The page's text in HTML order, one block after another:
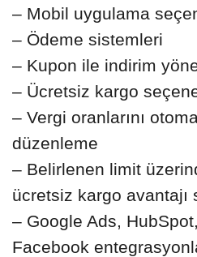
– Mobil uygulama
– Ödeme sistemleri
– Kupon ile indirim
– Ücretsiz kargo
– Vergi oranlarını
düzenleme
– Belirlenen limit
ücretsiz kargo avantajı
– Google Ads,
Facebook